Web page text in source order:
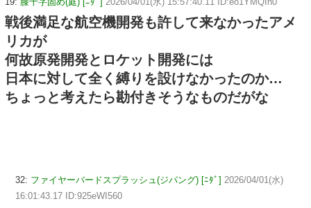
戦後満足な航空機開発も許して来なかったアメ
リカが
何故原発開発とロケット開発には
日本に対して全く縛りを設けなかったのか…
ちょっと考えたら勘付きそうなものだがな
32: ファイヤーバードスプラッシュ(ジパング) [ﾆﾀﾞ] 2026/04/01(水)
16:01:43.17 ID:925eWI560